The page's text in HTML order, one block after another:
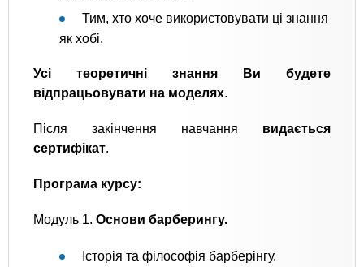
Тим, хто хоче використовувати ці знання
як хобі.
Усі теоретичні знання Ви будете
відпрацьовувати на моделях.
Після закінчення навчання видається
сертифікат.
Програма курсу:
Модуль 1. Основи барберингу.
Історія та філософія барберінгу.